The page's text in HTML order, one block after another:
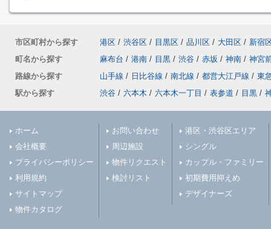
市区町村から探す 港区 / 渋谷区 / 目黒区 / 品川区 / 大田区 / 新宿
町名から探す
麻布台 / 港南 / 目黒 / 渋谷 / 赤坂 / 神南 / 神宮
路線から探す
山手線 / 日比谷線 / 南北線 / 都営大江戸線 / 東
駅から探す
渋谷 / 六本木 / 六本木一丁目 / 表参道 / 目黒 /
ホーム
会社概要
プライバシーポリシー
利用規約
サイトマップ
物件カタログ
お問い合わせ
周辺施設
物件リクエスト
検討リスト
港区・渋谷区エリア
シングル
カップル・ファミリー
初期費用抑えめ
デザイナーズ